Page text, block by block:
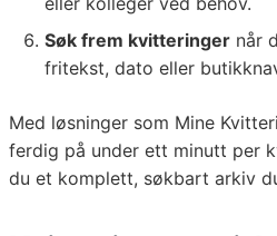
Søk frem kvitteringer når
fritekst, dato eller
Med løsninger som Mine
ferdig på under ett minutt per
du et komplett, søkbart arkiv